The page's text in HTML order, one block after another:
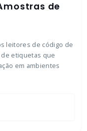
de
leitores de código de
etiquetas que
em ambientes